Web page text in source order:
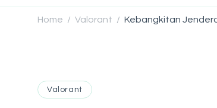
Home / Valorant / Kebangkitan
Valorant